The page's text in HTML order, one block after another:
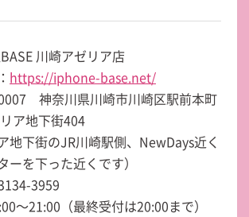
川崎アゼリア店
https://iphone-base.net/
神奈川県川崎市川崎区駅前本町
ア地下街404
地下街のJR川崎駅側、NewDays近く
ーを下った近くです）
3959
～21:00（最終受付は20:00まで）